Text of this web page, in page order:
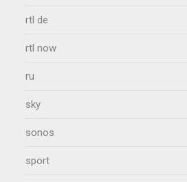
rtl de
rtl now
ru
sky
sonos
sport